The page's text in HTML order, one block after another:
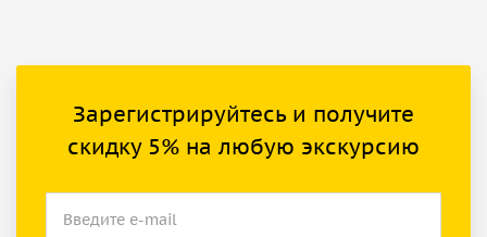
Зарегистрируйтесь и получите
скидку 5% на любую экскурсию